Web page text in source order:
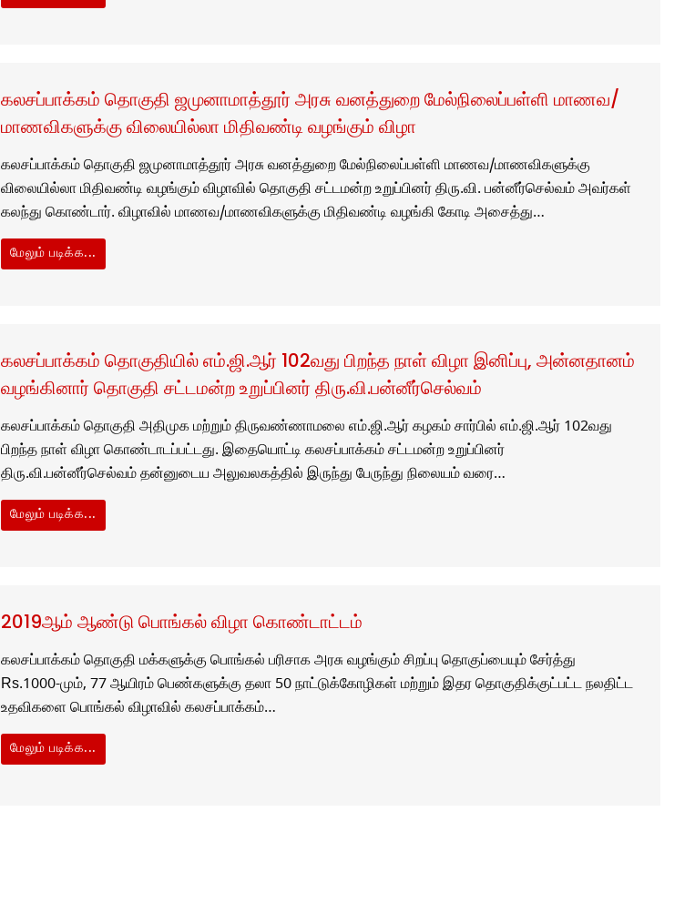
கலசப்பாக்கம் தொகுதி ஜமுனாமாத்தூர் அரசு வனத்துறை மேல்நிலைப்பள்ளி மாணவ/
மாணவிகளுக்கு விலையில்லா மிதிவண்டி வழங்கும் விழா
கலசப்பாக்கம் தொகுதி ஜமுனாமாத்தூர் அரசு வனத்துறை மேல்நிலைப்பள்ளி மாணவ/மாணவிகளுக்கு
விலையில்லா மிதிவண்டி வழங்கும் விழாவில் தொகுதி சட்டமன்ற உறுப்பினர் திரு.வி. பன்னீர்செல்வம் அவர்கள்
கலந்து கொண்டார். விழாவில் மாணவ/மாணவிகளுக்கு மிதிவண்டி வழங்கி கோடி அசைத்து…
மேலும் படிக்க...
கலசப்பாக்கம் தொகுதியில் எம்.ஜி.ஆர் 102வது பிறந்த நாள் விழா இனிப்பு, அன்னதானம்
வழங்கினார் தொகுதி சட்டமன்ற உறுப்பினர் திரு.வி.பன்னீர்செல்வம்
கலசப்பாக்கம் தொகுதி அதிமுக மற்றும் திருவண்ணாமலை எம்.ஜி.ஆர் கழகம் சார்பில் எம்.ஜி.ஆர் 102வது
பிறந்த நாள் விழா கொண்டாடப்பட்டது. இதையொட்டி கலசப்பாக்கம் சட்டமன்ற உறுப்பினர்
திரு.வி.பன்னீர்செல்வம் தன்னுடைய அலுவலகத்தில் இருந்து பேருந்து நிலையம் வரை…
மேலும் படிக்க...
2019ஆம் ஆண்டு பொங்கல் விழா கொண்டாட்டம்
கலசப்பாக்கம் தொகுதி மக்களுக்கு பொங்கல் பரிசாக அரசு வழங்கும் சிறப்பு தொகுப்பையும் சேர்த்து
Rs.1000-மும், 77 ஆயிரம் பெண்களுக்கு தலா 50 நாட்டுக்கோழிகள் மற்றும் இதர தொகுதிக்குட்பட்ட நலதிட்ட
உதவிகளை பொங்கல் விழாவில் கலசப்பாக்கம்…
மேலும் படிக்க...